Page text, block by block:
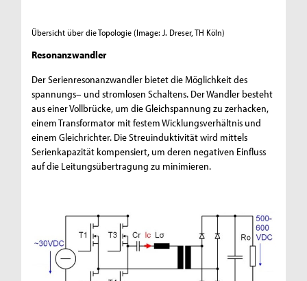
Übersicht über die Topologie (Image: J. Dreser, TH Köln)
Resonanzwandler
Der Serienresonanzwandler bietet die Möglichkeit des
spannungs– und stromlosen Schaltens. Der Wandler besteht
aus einer Vollbrücke, um die Gleichspannung zu zerhacken,
einem Transformator mit festem Wicklungsverhältnis und
einem Gleichrichter. Die Streuinduktivität wird mittels
Serienkapazität kompensiert, um deren negativen Einfluss
auf die Leitungsübertragung zu minimieren.